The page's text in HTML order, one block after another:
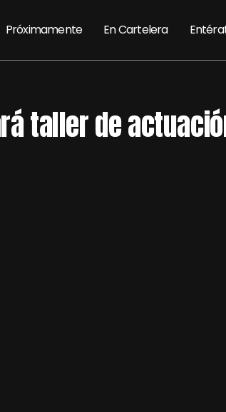
Próximamente En Cartelera
taller de